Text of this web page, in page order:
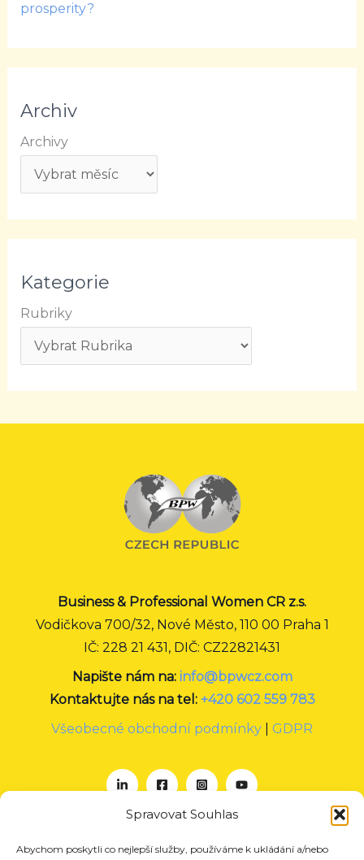
Spravovat Souhlas
Abychom poskytli co nejlepší služby, používáme k ukládání a/nebo
prosperity?
Archiv
Archivy
Kategorie
Rubriky
Business & Professional Women CR z.s.
Vodičkova 700/32, Nové Město, 110 00 Praha 1
IČ: 228 21 431, DIČ: CZ22821431
Napište nám na: info@bpwcz.com
Kontaktujte nás na tel: +420 602 559 783
Všeobecné obchodní podmínky
GDPR
O nás